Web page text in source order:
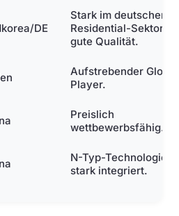
DE
Stark im deutschen
Residential-Sektor,
gute Qualität.
Aufstrebender Global
Player.
Preislich
wettbewerbsfähig.
N-Typ-Technologie,
stark integriert.